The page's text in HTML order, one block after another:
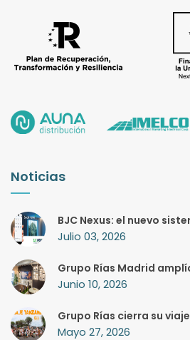
Noticias
BJC Nexus: el nuevo
Julio 03, 2026
Grupo Rías Madrid
Junio 10, 2026
Grupo Rías cierra su
Mayo 27, 2026